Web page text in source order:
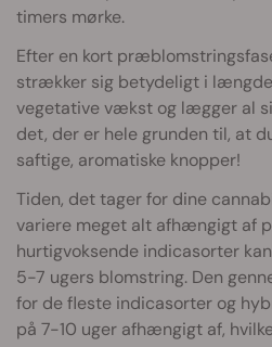
timers mørke.
Efter en kort
strækker sig betydeligt i
vegetative vækst og lægger al
det, der er hele grunden til, at
saftige, aromatiske knopper!
Tiden, det tager for dine
variere meget alt afhængigt af
hurtigvoksende indicasorter
5-7 ugers blomstring. Den
for de fleste indicasorter og
på 7-10 uger afhængigt af,